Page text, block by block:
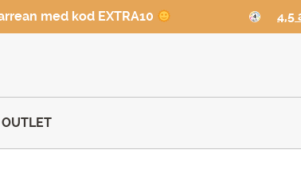
med kod EXTRA10 4,5
OUTLET